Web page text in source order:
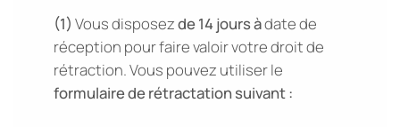
(1) Vous disposezde 14 jours àdate de
réception pour faire valoir votre droit de
rétraction. Vous pouvez utiliser le
formulaire de rétractation suivant :